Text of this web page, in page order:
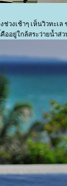
ช่วงเช้าๆ เห็นวิวทะ
อยู่ใกล้สระว่ายน้ำส่